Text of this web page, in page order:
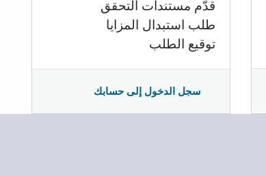
قدّم مستندات التحقق
طلب استبدال المزايا
توقيع الطلب
سجل الدخول إلى حسابك